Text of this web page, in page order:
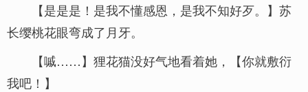
【是是是！是我不懂感恩，是我不知好歹。】苏
长缨桃花眼弯成了月牙。
【嘁……】狸花猫没好气地看着她，【你就敷衍
我吧！】